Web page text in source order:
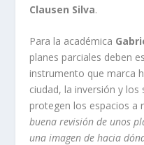
Clausen Silva.
Para la académica
planes parciales deben
instrumento que marca
ciudad, la inversión y
protegen los espacios a
buena revisión de unos
una imagen de hacia